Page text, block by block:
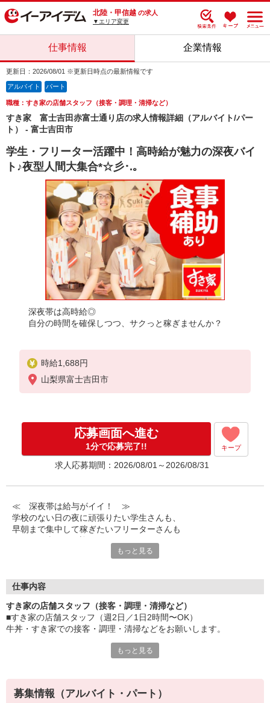
北陸・甲信越 の求人
▼エリア変更
仕事情報 企業情報
更新日：2026/08/01 ※更新日時点の最新情報です
アルバイト パート
職種：すき家の店舗スタッフ（接客・調理・清掃など）
すき家 富士吉田赤富士通り店の求人情報詳細（アルバイト/パー
ト） - 富士吉田市
学生・フリーター活躍中！高時給が魅力の深夜バイ
ト♪夜型人間大集合*☆彡･.｡
深夜帯は高時給◎
自分の時間を確保しつつ、サクっと稼ぎませんか？
時給1,688円
山梨県富士吉田市
応募画面へ進む
1分で応募完了!! キープ
求人応募期間：2026/08/01～2026/08/31
≪ 深夜帯は給与がイイ！ ≫
学校のない日の夜に頑張りたい学生さんも、
早朝まで集中して稼ぎたいフリーターさんも
オシャレを捨てる必要はありません！
急な出費も安心♪
■社員登用あり
将来を考えている方は必見です。
なか卯、かつ庵、ココス、ジョリーパスタ、ビッグボーイ、華屋
ョーグループ！
その中のひとつ『すき家』でお仕事しませんか？
もっと見る
仕事内容
すき家の店舗スタッフ（接客・調理・清掃など）
■すき家の店舗スタッフ（週2日／1日2時間〜OK）
牛丼・すき家での接客・調理・清掃などをお願いします。
あなたの笑顔で！
すばやく提供！
もっと見る
募集情報（アルバイト・パート）